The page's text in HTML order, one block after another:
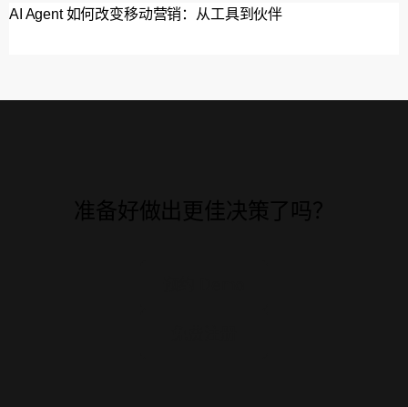
AI Agent 如何改变移动营销：从工具到伙伴